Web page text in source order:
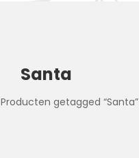
Santa
Producten getagged “Santa”